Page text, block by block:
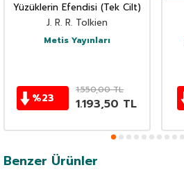
Yüzüklerin Efendisi (Tek Cilt)
J. R. R. Tolkien
Metis Yayınları
%23
1.550,00TL
1.193,50 TL
Benzer Ürünler